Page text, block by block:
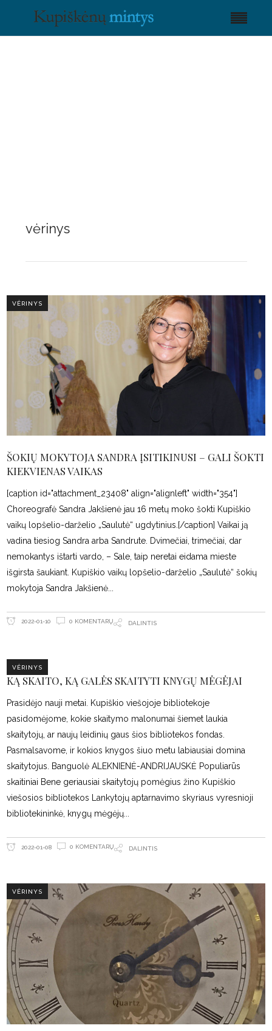
vėrinys
VĖRINYS
ŠOKIŲ MOKYTOJA SANDRA ĮSITIKINUSI – GALI ŠOKTI
KIEKVIENAS VAIKAS
[caption id="attachment_23408" align="alignleft" width="354"]
Choreografė Sandra Jakšienė jau 16 metų moko šokti Kupiškio
vaikų lopšelio-darželio „Saulutė“ ugdytinius.[/caption] Vaikai ją
vadina tiesiog Sandra arba Sandrute. Dvimečiai, trimečiai, dar
nemokantys ištarti vardo, – Sale, taip neretai eidama mieste
išgirsta šaukiant. Kupiškio vaikų lopšelio-darželio „Saulutė“ šokių
mokytoja Sandra Jakšienė
2022-01-10 0 KOMENTARŲ DALINTIS
VĖRINYS
KĄ SKAITO, KĄ GALĖS SKAITYTI KNYGŲ MĖGĖJAI
Prasidėjo nauji metai. Kupiškio viešojoje bibliotekoje
pasidomėjome, kokie skaitymo malonumai šiemet laukia
skaitytojų, ar naujų leidinių gaus šios bibliotekos fondas.
Pasmalsavome, ir kokios knygos šiuo metu labiausiai domina
skaitytojus. Banguolė ALEKNIENĖ-ANDRIJAUSKĖ Populiarūs
skaitiniai Bene geriausiai skaitytojų pomėgius žino Kupiškio
viešosios bibliotekos Lankytojų aptarnavimo skyriaus vyresnioji
bibliotekininkė, knygų mėgėjų
2022-01-08 0 KOMENTARŲ DALINTIS
VĖRINYS